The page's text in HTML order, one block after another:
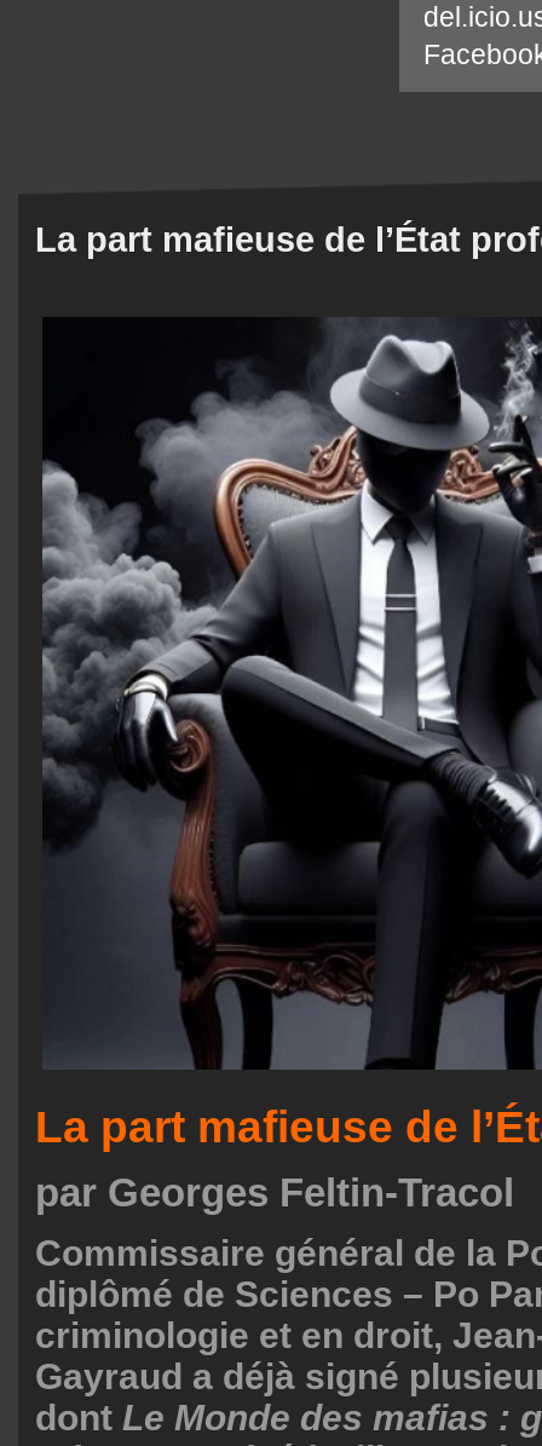
La part mafieuse de l’État
La part mafieuse de
par Georges Feltin-Tracol
Commissaire général de la
diplômé de Sciences – Po
criminologie et en droit,
Gayraud a déjà signé
dont Le Monde des mafias :